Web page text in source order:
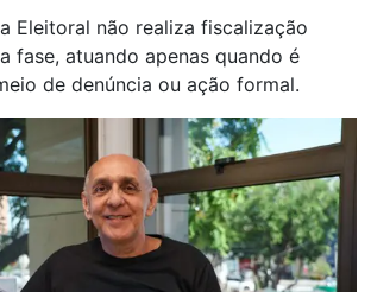
Eleitoral não realiza fiscalização
fase, atuando apenas quando é
de denúncia ou ação formal.